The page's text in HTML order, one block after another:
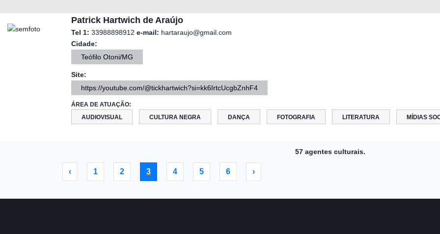
Patrick Hartwich de Araújo
Tel 1: 33988898912 e-mail: hartaraujo@gmail.com
Cidade:
Teófilo Otoni/MG
Site:
https://youtube.com/@tickhartwich?si=kk6IrtcUcgbZnhF4
ÁREA DE ATUAÇÃO:
AUDIOVISUAL
CULTURA NEGRA DANÇA FOTOGRAFIA LITERATURA MÍDIAS
57 agentes culturais.
‹ 1 2 3 4 5 6 ›